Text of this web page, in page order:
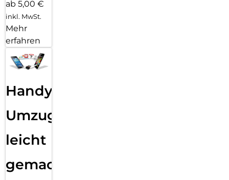
ab 5,00 €
inkl. MwSt.
Mehr
erfahren
Handy
Umzug
leicht
gemacht!